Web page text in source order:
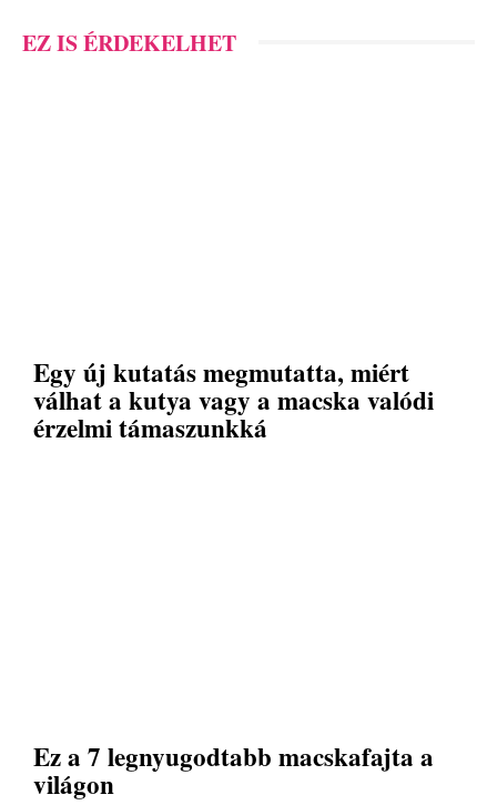
EZ IS ÉRDEKELHET
Egy új kutatás megmutatta, miért
válhat a kutya vagy a macska valódi
érzelmi támaszunkká
Ez a 7 legnyugodtabb macskafajta a
világon